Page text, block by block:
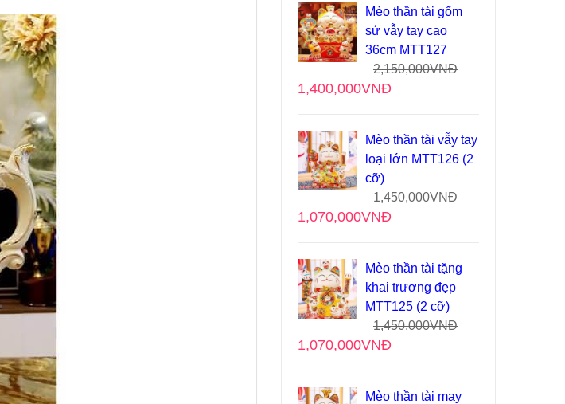
Mèo thần tài gốm
sứ vẫy tay cao
36cm MTT127
2,150,000VNĐ
1,400,000VNĐ
Mèo thần tài vẫy tay
loại lớn MTT126 (2
cỡ)
1,450,000VNĐ
1,070,000VNĐ
Mèo thần tài tặng
khai trương đẹp
MTT125 (2 cỡ)
1,450,000VNĐ
1,070,000VNĐ
Mèo thần tài may